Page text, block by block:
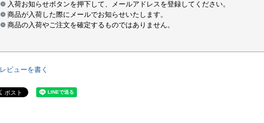
入荷お知らせボタンを押下して、メールアドレスを登録してください。
商品が入荷した際にメールでお知らせいたします。
商品の入荷やご注文を確定するものではありません。
レビューを書く